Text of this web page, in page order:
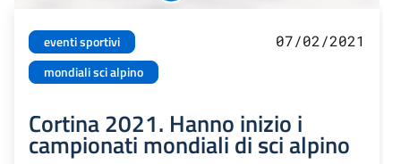
eventi sportivi
mondiali sci alpino
07/02/2021
Cortina 2021. Hanno inizio i
campionati mondiali di sci alpino